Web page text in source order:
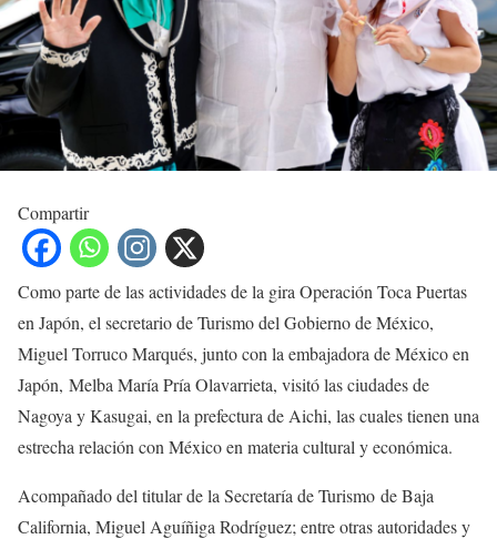
Compartir
Como parte de las actividades de la gira Operación Toca Puertas
en Japón, el secretario de Turismo del Gobierno de México,
Miguel Torruco Marqués, junto con la embajadora de México en
Japón, Melba María Pría Olavarrieta, visitó las ciudades de
Nagoya y Kasugai, en la prefectura de Aichi, las cuales tienen una
estrecha relación con México en materia cultural y económica.
Acompañado del titular de la Secretaría de Turismo de Baja
California, Miguel Aguíñiga Rodríguez; entre otras autoridades y